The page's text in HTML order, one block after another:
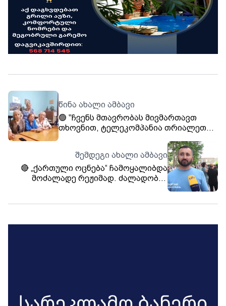
წინა ახალი ამბავი
🟢 "ჩვენს მთავრობას მივმართავთ
თხოვნით, ტელეკომპანია თრიალეთს
ჩვეულებრივად მაუწყებლობა" -
პენსიონერთა საზოგადოება "ქომაგის"
მხარდაჭერა ტელე-რადიო კომპანია
,,თრიალეთს'' ❤️
შემდეგი ახალი ამბავი
🔴 „ქართული ოცნება“ ჩამოყალიბდა
მოძალადე რეჟიმად. ძალადობენ